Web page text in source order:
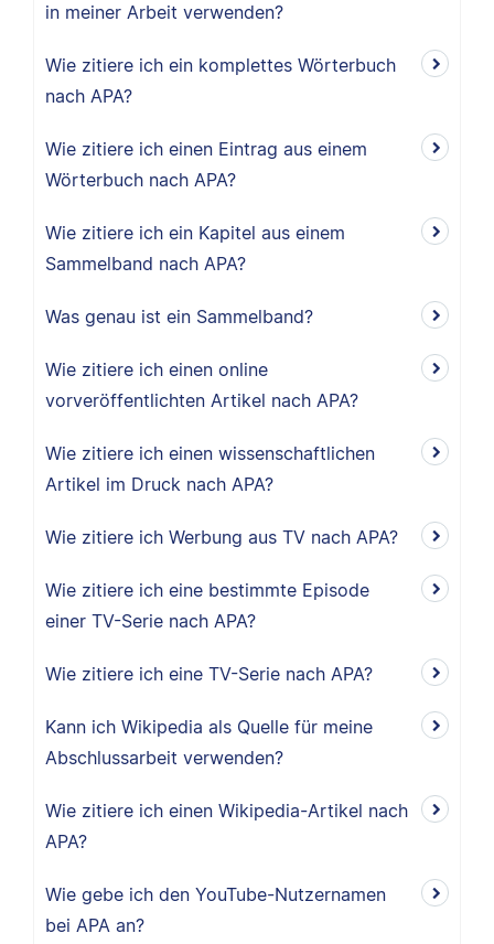
in meiner Arbeit verwenden?
Wie zitiere ich ein komplettes Wörterbuch
nach APA?
Wie zitiere ich einen Eintrag aus einem
Wörterbuch nach APA?
Wie zitiere ich ein Kapitel aus einem
Sammelband nach APA?
Was genau ist ein Sammelband?
Wie zitiere ich einen online
vorveröffentlichten Artikel nach APA?
Wie zitiere ich einen wissenschaftlichen
Artikel im Druck nach APA?
Wie zitiere ich Werbung aus TV nach APA?
Wie zitiere ich eine bestimmte Episode
einer TV-Serie nach APA?
Wie zitiere ich eine TV-Serie nach APA?
Kann ich Wikipedia als Quelle für meine
Abschlussarbeit verwenden?
Wie zitiere ich einen Wikipedia-Artikel nach
APA?
Wie gebe ich den YouTube-Nutzernamen
bei APA an?